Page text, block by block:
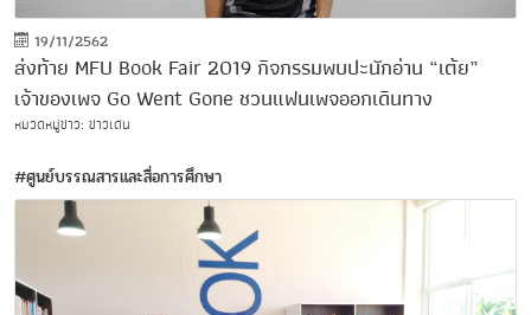
19/11/2562
ส่งท้าย MFU Book Fair 2019 กิจกรรมพบปะนักอ่าน “เต้ย”
เจ้าของเพจ Go Went Gone ชวนแฟนเพจออกเดินทาง
หมวดหมู่ข่าว: ข่าวเด่น
#ศูนย์บรรณสารและสื่อการศึกษา